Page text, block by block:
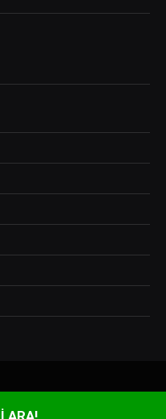
ARA!